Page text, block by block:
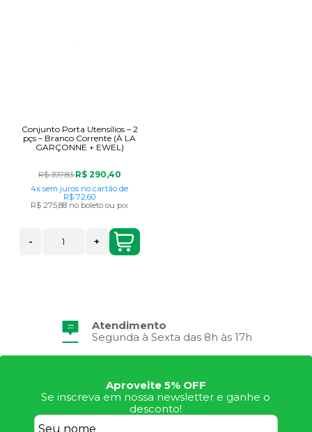
Conjunto Porta Utensílios – 2
pçs – Branco Corrente (À LA
GARÇONNE + EWEL)
R$ 397,83R$ 290,40
4x sem juros no cartão de
R$ 72,60
R$ 275,88 no boleto ou pix
- +
Atendimento
Segunda à Sexta das 8h às 17h
Aproveite 5% OFF
Se inscreva em nossa newsletter e ganhe o
desconto!